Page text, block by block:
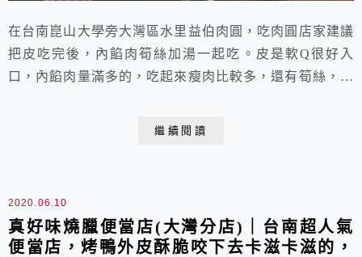
在台南崑山大學旁大灣區水里益伯肉圓，吃肉圓店家建議
把皮吃完後，內餡肉筍絲加湯一起吃。皮是軟Q很好入
口，內餡肉量滿多的，吃起來瘦肉比較多，還有筍絲，胡
繼續閱讀
2020.06.10
真好味燒臘便當店(大灣分店)｜台南超人氣
便當店，烤鴨外皮酥脆咬下去卡滋卡滋的，